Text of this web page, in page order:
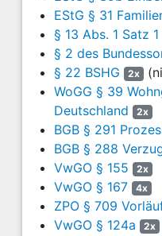
(vgl. BVerwG,
2 BVerfGG mit
wie Gerichte,
der Besoldung
100 Abs. 1 GG.
Die genannte
a.a.O.). Sie
2004 trotz der
die
nicht erledigt,
- Gesetz über die
EStG § 31
§ 13 Abs. 1 Satz
§ 2 des
§ 22 BSHG
2x
WoGG § 39
Deutschland
2x
BGB § 291
BGB § 288
VwGO § 155 2x
VwGO § 167 4x
ZPO § 709
VwGO § 124a 2x